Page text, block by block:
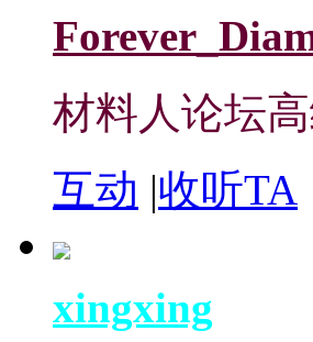
材料人论坛
互动 |收听TA
xingxing